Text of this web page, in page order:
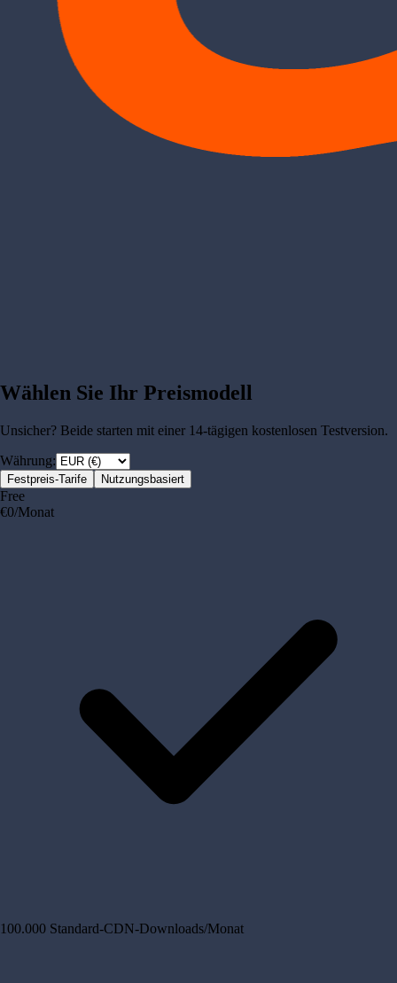
Wählen Sie Ihr Preismodell
Unsicher? Beide starten mit einer 14-tägigen kostenlosen Testversion.
Währung:
Festpreis-Tarife Nutzungsbasiert
Free
€0/Monat
100.000 Standard-CDN-Downloads/Monat